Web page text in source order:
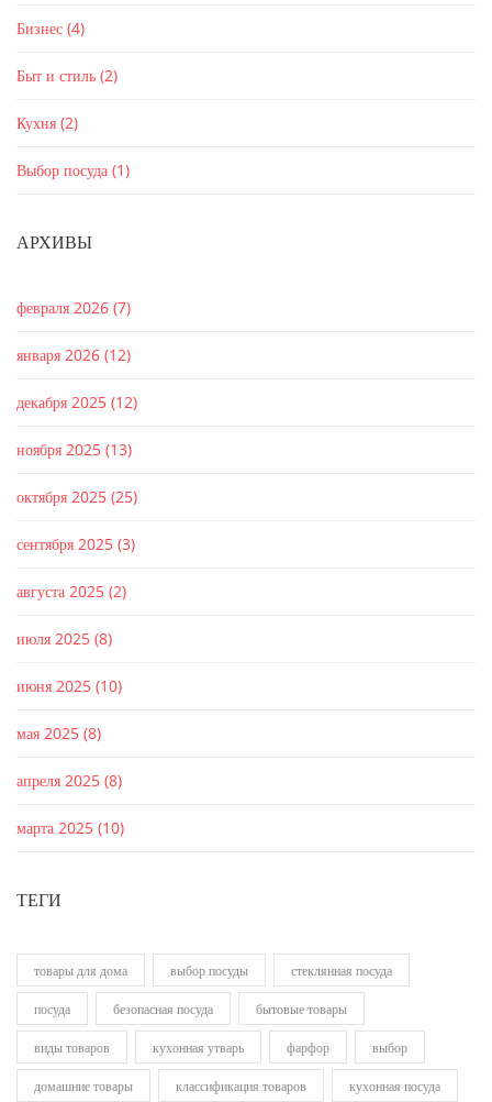
Бизнес (4)
Быт и стиль (2)
Кухня (2)
Выбор посуда (1)
АРХИВЫ
февраля 2026 (7)
января 2026 (12)
декабря 2025 (12)
ноября 2025 (13)
октября 2025 (25)
сентября 2025 (3)
августа 2025 (2)
июля 2025 (8)
июня 2025 (10)
мая 2025 (8)
апреля 2025 (8)
марта 2025 (10)
ТЕГИ
товары для дома выбор посуды стеклянная посуда
посуда безопасная посуда бытовые товары
виды товаров кухонная утварь фарфор выбор
домашние товары классификация товаров кухонная посуда